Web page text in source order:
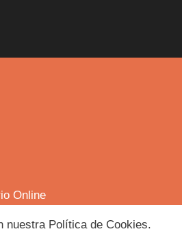
Online
nuestra Política de Cookies.